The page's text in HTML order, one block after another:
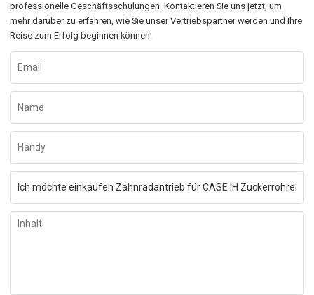
professionelle Geschäftsschulungen. Kontaktieren Sie uns jetzt, um
mehr darüber zu erfahren, wie Sie unser Vertriebspartner werden und Ihre
Reise zum Erfolg beginnen können!